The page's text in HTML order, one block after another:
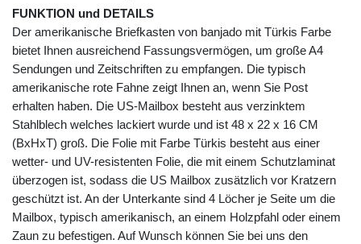
FUNKTION und DETAILS
Der amerikanische Briefkasten von banjado mit Türkis Farbe
bietet Ihnen ausreichend Fassungsvermögen, um große A4
Sendungen und Zeitschriften zu empfangen. Die typisch
amerikanische rote Fahne zeigt Ihnen an, wenn Sie Post
erhalten haben. Die US-Mailbox besteht aus verzinktem
Stahlblech welches lackiert wurde und ist 48 x 22 x 16 CM
(BxHxT) groß. Die Folie mit Farbe Türkis besteht aus einer
wetter- und UV-resistenten Folie, die mit einem Schutzlaminat
überzogen ist, sodass die US Mailbox zusätzlich vor Kratzern
geschützt ist. An der Unterkante sind 4 Löcher je Seite um die
Mailbox, typisch amerikanisch, an einem Holzpfahl oder einem
Zaun zu befestigen. Auf Wunsch können Sie bei uns den